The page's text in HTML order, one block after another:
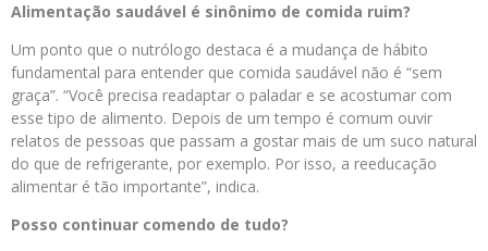
Alimentação saudável é sinônimo de comida ruim?
Um ponto que o nutrólogo destaca é a mudança de hábito
fundamental para entender que comida saudável não é “sem
graça”. “Você precisa readaptar o paladar e se acostumar com
esse tipo de alimento. Depois de um tempo é comum ouvir
relatos de pessoas que passam a gostar mais de um suco natural
do que de refrigerante, por exemplo. Por isso, a reeducação
alimentar é tão importante”, indica.
Posso continuar comendo de tudo?